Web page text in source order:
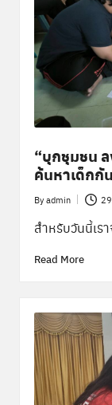
“บุกชุมชน
ค้นหาเด็กกั
Posted
by
Byadmin
สำหรับวันนี้เร
Read More